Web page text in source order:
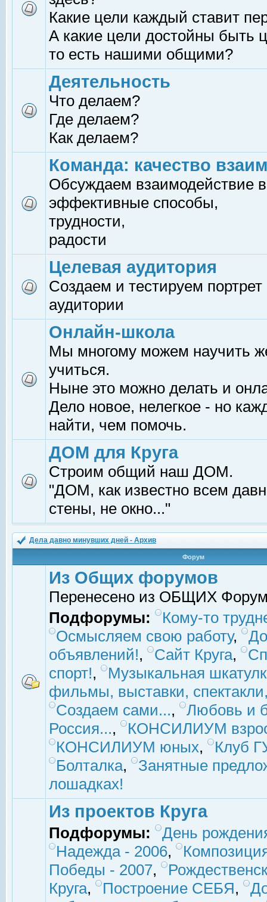
Какие цели каждый ставит
А какие цели достойны быть
то есть нашими общими?
Деятельность
Что делаем?
Где делаем?
Как делаем?
Команда: качество
Обсуждаем взаимодействие
эффективные способы,
трудности,
радости
Целевая аудитория
Создаем и тестируем
аудитории
Онлайн-школа
Мы многому можем научить
учиться.
Ныне это можно делать и
Дело новое, нелегкое - но
найти, чем помочь.
ДОМ для Круга
Строим общий наш ДОМ.
"ДОМ, как известно всем
стены, не окно..."
Дела давно минувших дней - Архив
Форум
Из Общих форумов
Перенесено из ОБЩИХ
Подфорумы:
Кому-то
Осмысляем свою работу,
объявлений!, Сайт Круга,
спорт!,
Музыкальная
фильмы, выставки,
Создаем сами...,
Любовь и
Россия...,
КОНСИЛИУМ
КОНСИЛИУМ юных,
Клуб
Болталка,
Занятные
лошадках!
Из проектов Круга
Подфорумы:
День
Надежда - 2006,
Победы - 2007,
Круга, Построение СЕБЯ,